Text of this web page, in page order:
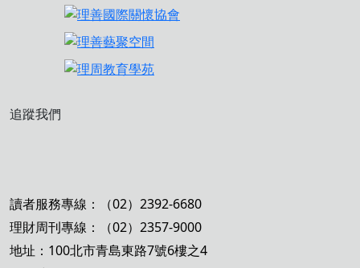
追蹤我們
讀者服務專線：（02）2392-6680
理財周刊專線：（02）2357-9000
地址：100北市青島東路7號6樓之4